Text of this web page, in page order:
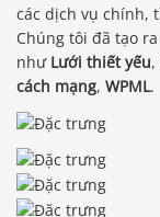
các dịch vụ chính,
Chúng tôi đã tạo
như Lưới thiết yếu,
cách mạng, WPML.